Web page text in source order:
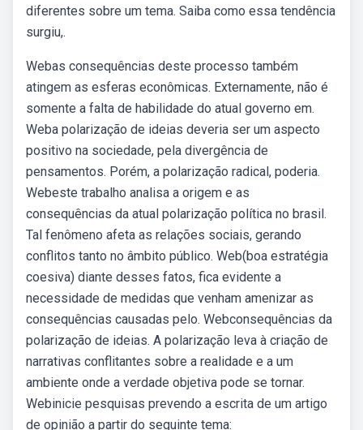
diferentes sobre um tema. Saiba como essa tendência
surgiu,.
Webas consequências deste processo também
atingem as esferas econômicas. Externamente, não é
somente a falta de habilidade do atual governo em.
Weba polarização de ideias deveria ser um aspecto
positivo na sociedade, pela divergência de
pensamentos. Porém, a polarização radical, poderia.
Webeste trabalho analisa a origem e as
consequências da atual polarização política no brasil.
Tal fenômeno afeta as relações sociais, gerando
conflitos tanto no âmbito público. Web(boa estratégia
coesiva) diante desses fatos, fica evidente a
necessidade de medidas que venham amenizar as
consequências causadas pelo. Webconsequências da
polarização de ideias. A polarização leva à criação de
narrativas conflitantes sobre a realidade e a um
ambiente onde a verdade objetiva pode se tornar.
Webinicie pesquisas prevendo a escrita de um artigo
de opinião a partir do seguinte tema: